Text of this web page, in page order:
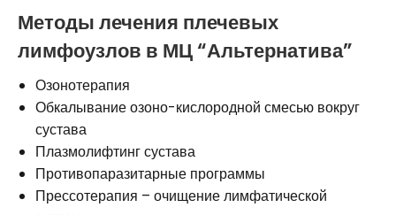
Методы лечения плечевых
лимфоузлов в МЦ “Альтернатива”
Озонотерапия
Обкалывание озоно-кислородной смесью вокруг
сустава
Плазмолифтинг сустава
Противопаразитарные программы
Прессотерапия – очищение лимфатической